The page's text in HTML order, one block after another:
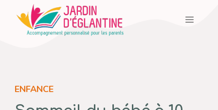
contenu
Menu
ENFANCE